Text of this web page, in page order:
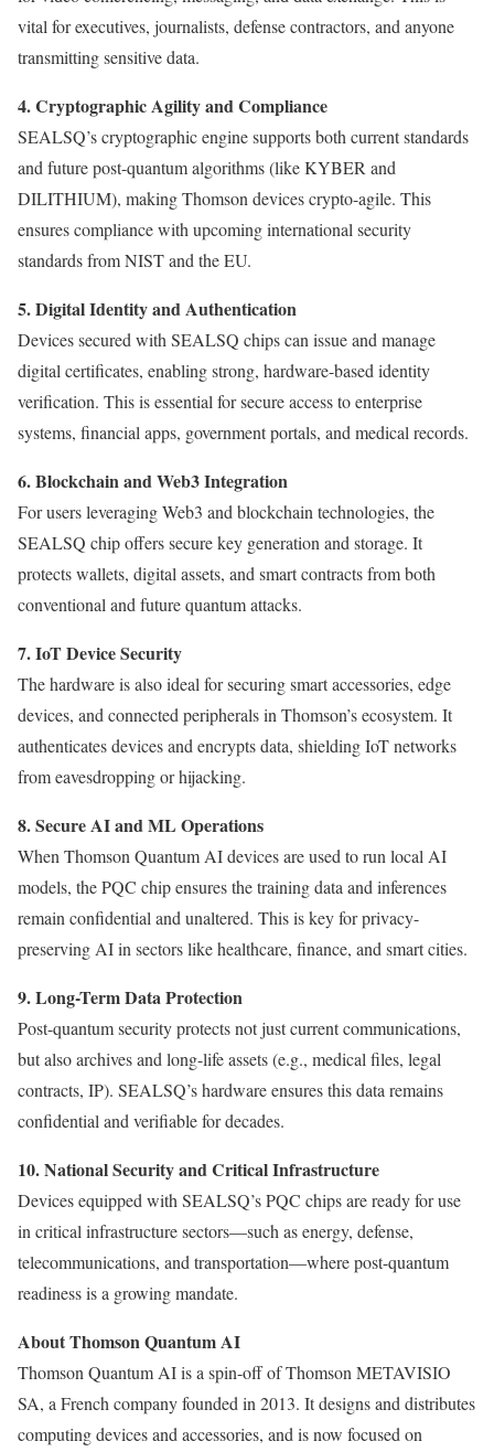
vital for executives, journalists, defense contractors, and anyone
transmitting sensitive data.
4. Cryptographic Agility and Compliance
SEALSQ’s cryptographic engine supports both current standards
and future post-quantum algorithms (like KYBER and
DILITHIUM), making Thomson devices crypto-agile. This
ensures compliance with upcoming international security
standards from NIST and the EU.
5. Digital Identity and Authentication
Devices secured with SEALSQ chips can issue and manage
digital certificates, enabling strong, hardware-based identity
verification. This is essential for secure access to enterprise
systems, financial apps, government portals, and medical records.
6. Blockchain and Web3 Integration
For users leveraging Web3 and blockchain technologies, the
SEALSQ chip offers secure key generation and storage. It
protects wallets, digital assets, and smart contracts from both
conventional and future quantum attacks.
7. IoT Device Security
The hardware is also ideal for securing smart accessories, edge
devices, and connected peripherals in Thomson’s ecosystem. It
authenticates devices and encrypts data, shielding IoT networks
from eavesdropping or hijacking.
8. Secure AI and ML Operations
When Thomson Quantum AI devices are used to run local AI
models, the PQC chip ensures the training data and inferences
remain confidential and unaltered. This is key for privacy-
preserving AI in sectors like healthcare, finance, and smart cities.
9. Long-Term Data Protection
Post-quantum security protects not just current communications,
but also archives and long-life assets (e.g., medical files, legal
contracts, IP). SEALSQ’s hardware ensures this data remains
confidential and verifiable for decades.
10. National Security and Critical Infrastructure
Devices equipped with SEALSQ’s PQC chips are ready for use
in critical infrastructure sectors—such as energy, defense,
telecommunications, and transportation—where post-quantum
readiness is a growing mandate.
About Thomson Quantum AI
Thomson Quantum AI is a spin-off of Thomson METAVISIO
SA, a French company founded in 2013. It designs and distributes
computing devices and accessories, and is now focused on